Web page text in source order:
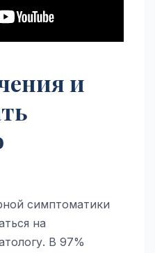
и
симптоматики
на
В 97%